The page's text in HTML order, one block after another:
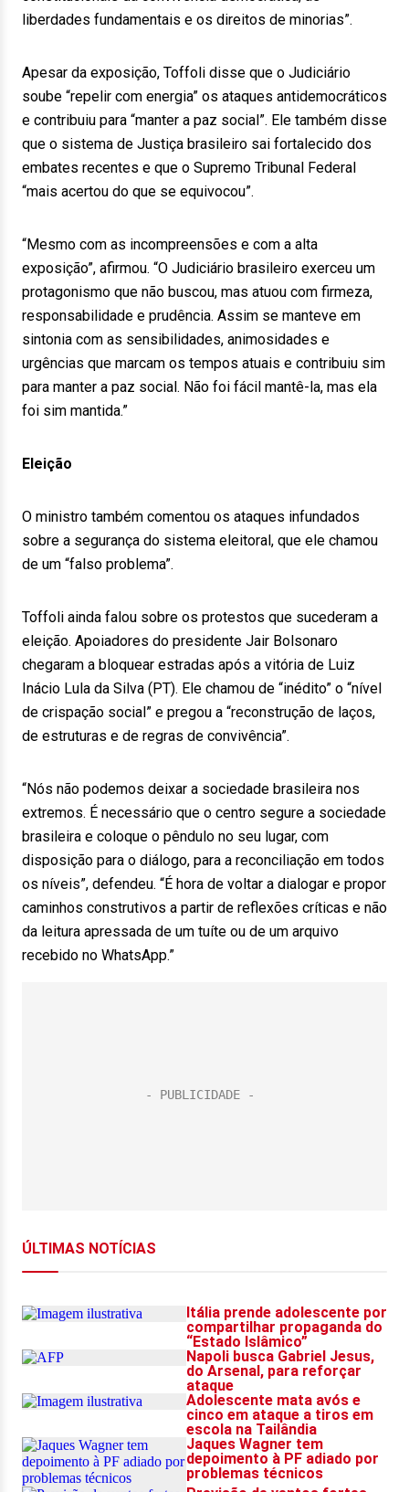
liberdades fundamentais e os direitos de minorias”.
Apesar da exposição, Toffoli disse que o Judiciário
soube “repelir com energia” os ataques antidemocráticos
e contribuiu para “manter a paz social”. Ele também disse
que o sistema de Justiça brasileiro sai fortalecido dos
embates recentes e que o Supremo Tribunal Federal
“mais acertou do que se equivocou”.
“Mesmo com as incompreensões e com a alta
exposição”, afirmou. “O Judiciário brasileiro exerceu um
protagonismo que não buscou, mas atuou com firmeza,
responsabilidade e prudência. Assim se manteve em
sintonia com as sensibilidades, animosidades e
urgências que marcam os tempos atuais e contribuiu sim
para manter a paz social. Não foi fácil mantê-la, mas ela
foi sim mantida.”
Eleição
O ministro também comentou os ataques infundados
sobre a segurança do sistema eleitoral, que ele chamou
de um “falso problema”.
Toffoli ainda falou sobre os protestos que sucederam a
eleição. Apoiadores do presidente Jair Bolsonaro
chegaram a bloquear estradas após a vitória de Luiz
Inácio Lula da Silva (PT). Ele chamou de “inédito” o “nível
de crispação social” e pregou a “reconstrução de laços,
de estruturas e de regras de convivência”.
“Nós não podemos deixar a sociedade brasileira nos
extremos. É necessário que o centro segure a sociedade
brasileira e coloque o pêndulo no seu lugar, com
disposição para o diálogo, para a reconciliação em todos
os níveis”, defendeu. “É hora de voltar a dialogar e propor
caminhos construtivos a partir de reflexões críticas e não
da leitura apressada de um tuíte ou de um arquivo
recebido no WhatsApp.”